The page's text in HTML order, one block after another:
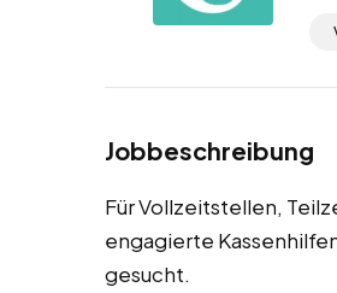
Jobbeschreibung
Für Vollzeitstellen,
engagierte
gesucht.